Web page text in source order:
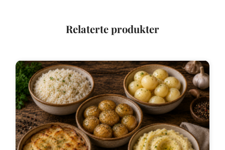
Relaterte produkter